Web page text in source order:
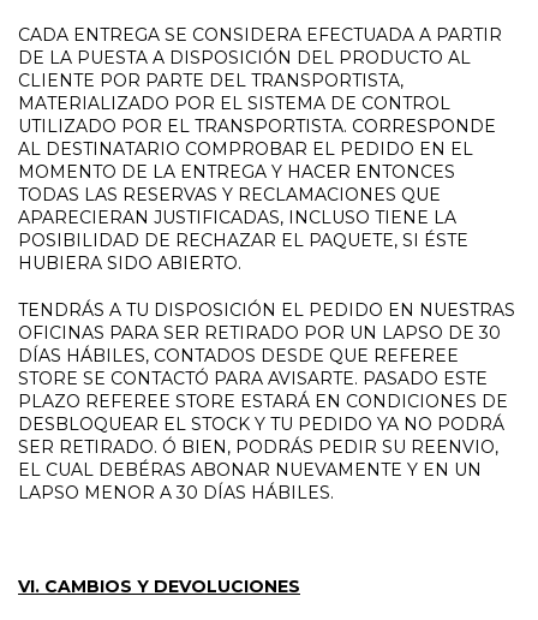
CADA ENTREGA SE CONSIDERA EFECTUADA A PARTIR
DE LA PUESTA A DISPOSICIÓN DEL PRODUCTO AL
CLIENTE POR PARTE DEL TRANSPORTISTA,
MATERIALIZADO POR EL SISTEMA DE CONTROL
UTILIZADO POR EL TRANSPORTISTA. CORRESPONDE
AL DESTINATARIO COMPROBAR EL PEDIDO EN EL
MOMENTO DE LA ENTREGA Y HACER ENTONCES
TODAS LAS RESERVAS Y RECLAMACIONES QUE
APARECIERAN JUSTIFICADAS, INCLUSO TIENE LA
POSIBILIDAD DE RECHAZAR EL PAQUETE, SI ÉSTE
HUBIERA SIDO ABIERTO.
TENDRÁS A TU DISPOSICIÓN EL PEDIDO EN NUESTRAS
OFICINAS PARA SER RETIRADO POR UN LAPSO DE 30
DÍAS HÁBILES, CONTADOS DESDE QUE REFEREE
STORE SE CONTACTÓ PARA AVISARTE. PASADO ESTE
PLAZO REFEREE STORE ESTARÁ EN CONDICIONES DE
DESBLOQUEAR EL STOCK Y TU PEDIDO YA NO PODRÁ
SER RETIRADO. Ó BIEN, PODRÁS PEDIR SU REENVIO,
EL CUAL DEBÉRAS ABONAR NUEVAMENTE Y EN UN
LAPSO MENOR A 30 DÍAS HÁBILES.
VI. CAMBIOS Y DEVOLUCIONES